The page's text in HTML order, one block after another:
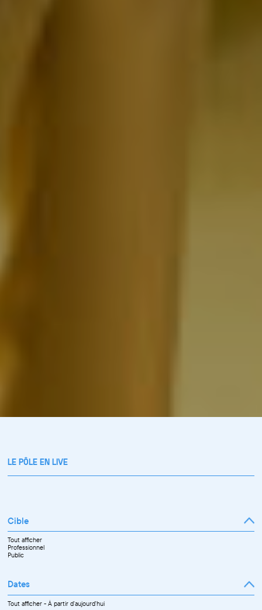
LE PÔLE EN LIVE
Cible
Tout afficher
Professionnel
Public
Dates
Tout afficher-À partir d'aujourd'hui